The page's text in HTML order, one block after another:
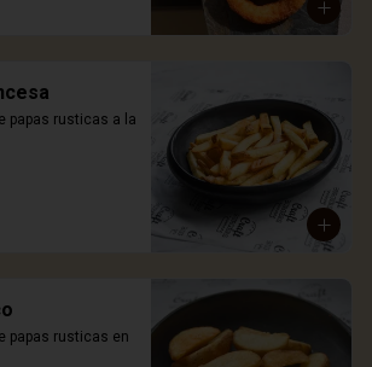
papas rusticas a la
papas rusticas en